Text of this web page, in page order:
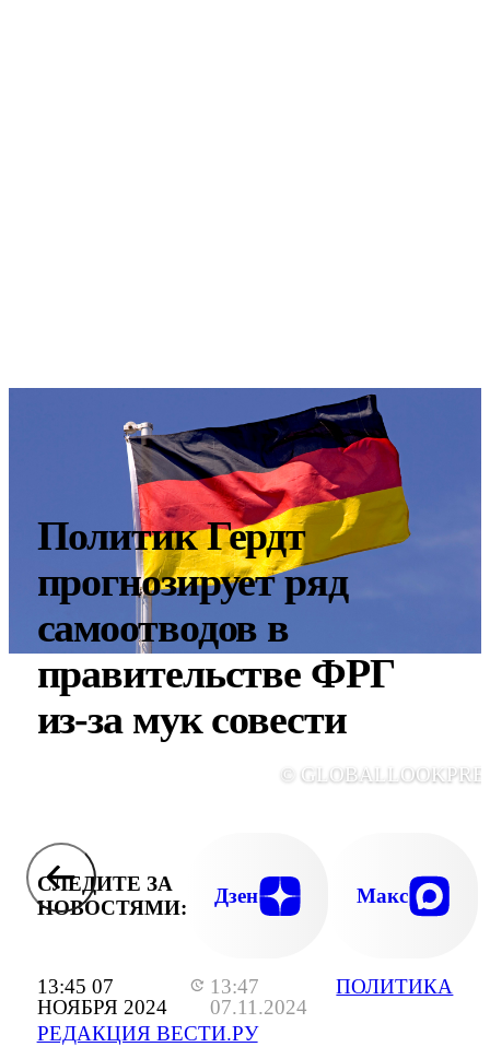
13:45 07
НОЯБРЯ 2024
13:47
07.11.2024
РЕДАКЦИЯ ВЕСТИ.РУ
ПОЛИТИКА
Политик Гердт
прогнозирует ряд
самоотводов в
правительстве ФРГ
из-за мук совести
©
СЛЕДИТЕ ЗА
НОВОСТЯМИ:
Дзен Макс